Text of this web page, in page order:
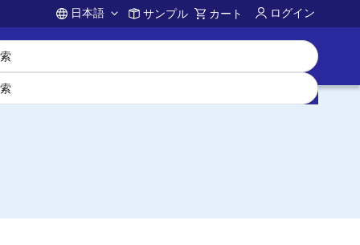
Account
日本語 サンプル カート ログイン